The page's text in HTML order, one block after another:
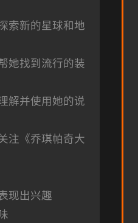
索新的星球和地
她找到流行的装
解并使用她的说
注《乔琪帕奇大
现出兴趣